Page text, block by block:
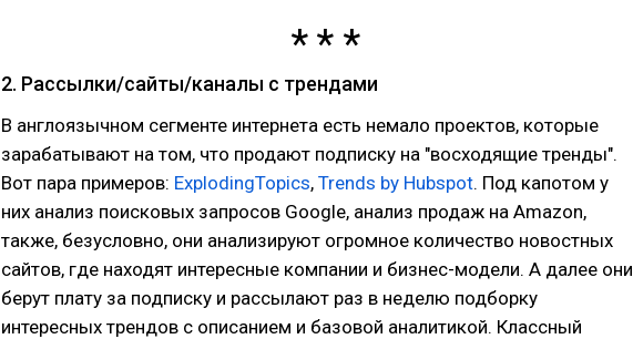
2. Рассылки/сайты/каналы с трендами
В англоязычном сегменте интернета есть немало проектов, которые
зарабатывают на том, что продают подписку на "восходящие тренды".
Вот пара примеров: ExplodingTopics, Trends by Hubspot. Под капотом у
них анализ поисковых запросов Google, анализ продаж на Amazon,
также, безусловно, они анализируют огромное количество новостных
сайтов, где находят интересные компании и бизнес-модели. А далее они
берут плату за подписку и рассылают раз в неделю подборку
интересных трендов с описанием и базовой аналитикой. Классный